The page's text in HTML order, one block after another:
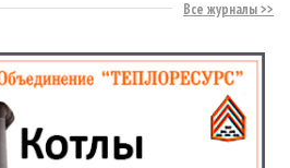
Все журналы